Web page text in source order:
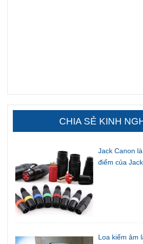
CHIA SẺ KINH
Jack Canon
điểm của
Loa kiểm âm